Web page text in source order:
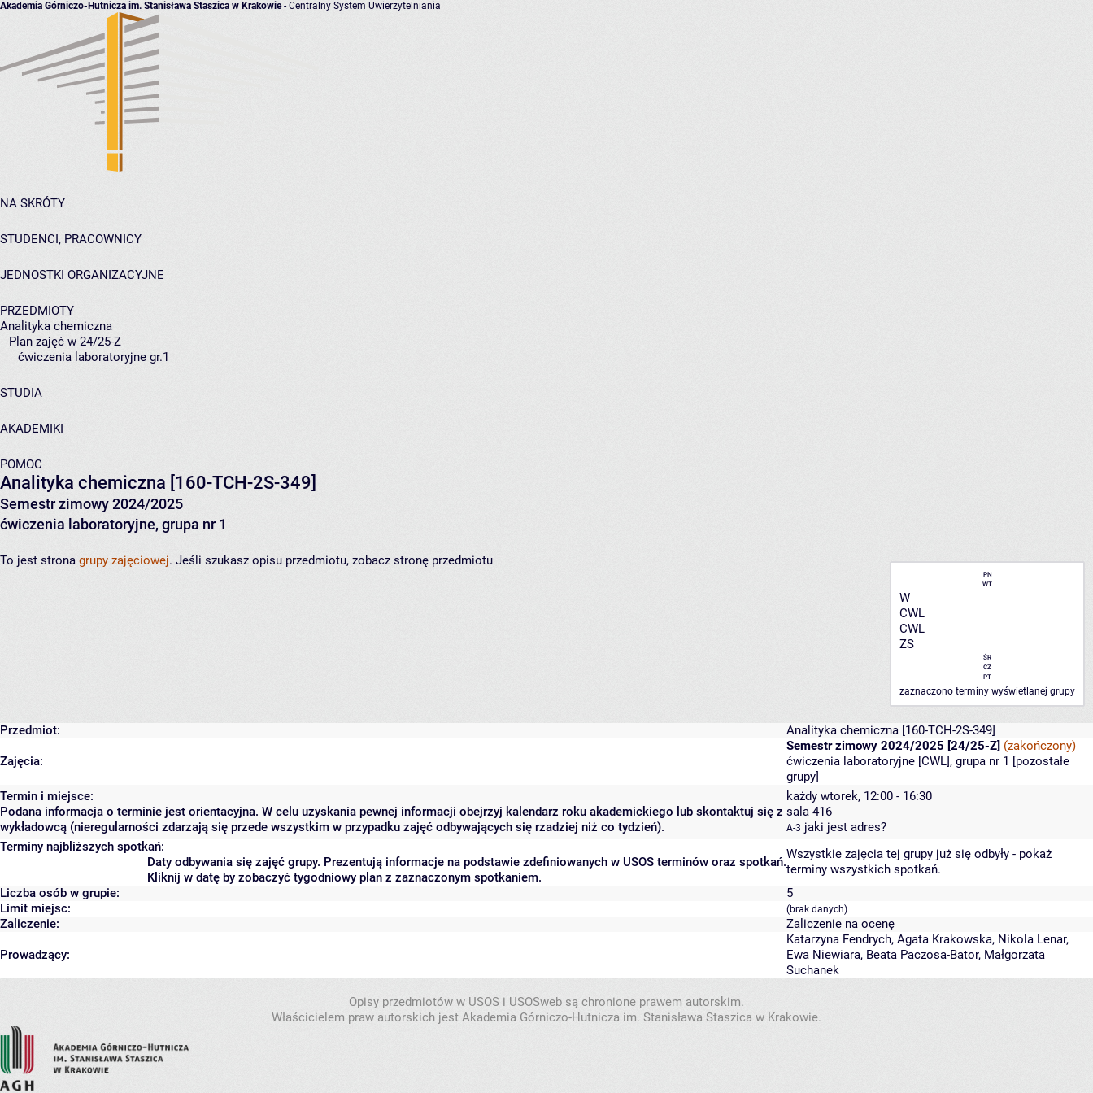
Akademia Górniczo-Hutnicza im. Stanisława Staszica w Krakowie- Centralny System Uwierzytelniania
NA SKRÓTY
STUDENCI, PRACOWNICY
JEDNOSTKI ORGANIZACYJNE
PRZEDMIOTY
Analityka chemiczna
Plan zajęć w 24/25-Z
ćwiczenia laboratoryjne gr.1
STUDIA
AKADEMIKI
POMOC
Analityka chemiczna [160-TCH-2S-349]
Semestr zimowy 2024/2025
ćwiczenia laboratoryjne, grupa nr 1
PN
WT
W
CWL
CWL
ZS
ŚR
CZ
PT
zaznaczono terminy wyświetlanej grupy
To jest strona grupy zajęciowej. Jeśli szukasz opisu przedmiotu, zobacz stronę przedmiotu
Przedmiot: Analityka chemiczna [160-TCH-2S-349]
Zajęcia:
Semestr zimowy 2024/2025 [24/25-Z] (zakończony)
ćwiczenia laboratoryjne [CWL], grupa nr 1 [pozostałe
grupy]
Termin i miejsce:
Podana informacja o terminie jest orientacyjna. W celu uzyskania pewnej informacji obejrzyj kalendarz roku akademickiego lub skontaktuj się z
wykładowcą (nieregularności zdarzają się przede wszystkim w przypadku zajęć odbywających się rzadziej niż co tydzień).
każdy wtorek, 12:00 - 16:30
sala 416
A-3 jaki jest adres?
Terminy najbliższych spotkań:
Daty odbywania się zajęć grupy. Prezentują informacje na podstawie zdefiniowanych w USOS terminów oraz spotkań.
Kliknij w datę by zobaczyć tygodniowy plan z zaznaczonym spotkaniem.
Wszystkie zajęcia tej grupy już się odbyły - pokaż
terminy wszystkich spotkań.
Liczba osób w grupie:
5
Limit miejsc:
(brak danych)
Zaliczenie: Zaliczenie na ocenę
Prowadzący:
Katarzyna Fendrych, Agata Krakowska, Nikola Lenar,
Ewa Niewiara, Beata Paczosa-Bator, Małgorzata
Suchanek
Opisy przedmiotów w USOS i USOSweb są chronione prawem autorskim.
Właścicielem praw autorskich jest Akademia Górniczo-Hutnicza im. Stanisława Staszica w Krakowie.